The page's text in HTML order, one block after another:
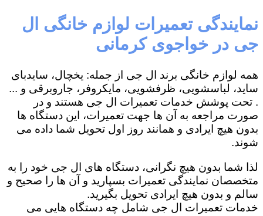
نمایندگی تعمیرات لوازم خانگی ال
جی در خواجوی کرمانی
همه لوازم خانگی برند ال جی از جمله: یخچال، سایدبای
ساید، لباسشویی، ظرفشویی، مایکروفر، جاروبرقی و ...
. تحت پوشش خدمات تعمیرات ال جی هستند و در
صورت مراجعه به آن ها جهت تعمیرات، این دستگاه ها
بدون هیچ ایرادی و همانند روز اول تحویل شما داده می
شوند.
لذا شما بدون هیچ نگرانی، دستگاه های ال جی خود را به
متخصصان نمایندگی تعمیرات بسپارید و آن ها را صحیح و
سالم و بدون هیچ ایرادی تحویل بگیرید.
خدمات تعمیرات ال جی شامل چه دستگاه هایی می